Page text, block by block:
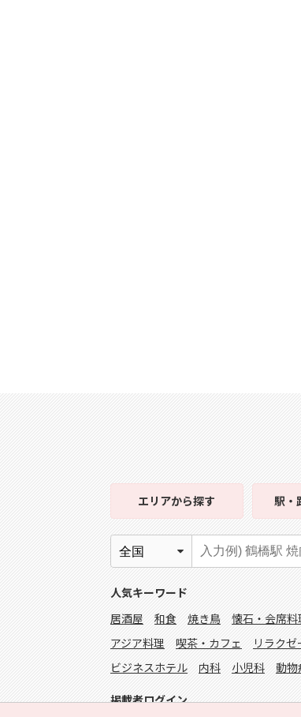
エリアから探す 駅・
人気キーワード
居酒屋
和食 焼き鳥 懐石・会席料
アジア料理
喫茶・カフェ リラク
ビジネスホテル
内科 小児科 動
掲載者ログイン